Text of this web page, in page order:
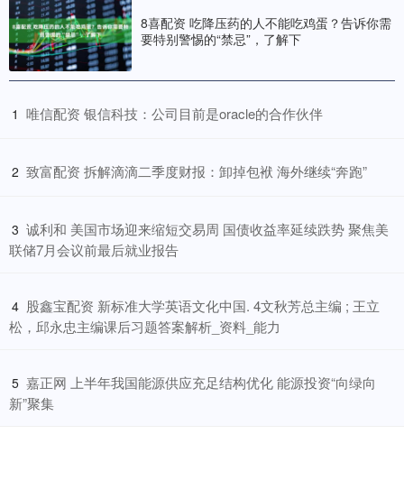
8喜配资 吃降压药的人不能吃鸡蛋？告诉你需
要特别警惕的“禁忌”，了解下
1 ​唯信配资 银信科技：公司目前是oracle的合作伙伴
2 ​致富配资 拆解滴滴二季度财报：卸掉包袱 海外继续“奔跑”
3 ​诚利和 美国市场迎来缩短交易周 国债收益率延续跌势 聚焦美
联储7月会议前最后就业报告
4 ​股鑫宝配资 新标准大学英语文化中国. 4文秋芳总主编 ; 王立
松，邱永忠主编课后习题答案解析_资料_能力
5 ​嘉正网 上半年我国能源供应充足结构优化 能源投资“向绿向
新”聚集